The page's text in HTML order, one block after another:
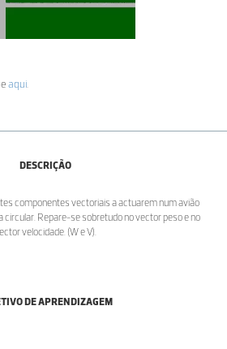
aqui.
DESCRIÇÃO
componentes vectoriais a actuarem num avião
Repare-se sobretudo no vector peso e no
velocidade. (W e V).
DE APRENDIZAGEM